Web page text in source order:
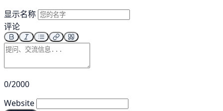
显示名称
评论
0/2000
Website